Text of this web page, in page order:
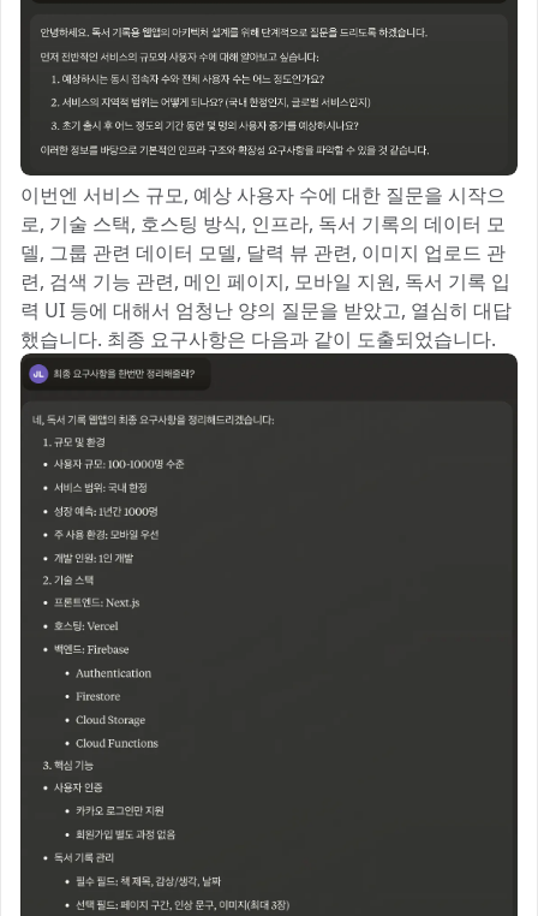
이번엔 서비스 규모, 예상 사용자 수에 대한 질문을 시작으
로, 기술 스택, 호스팅 방식, 인프라, 독서 기록의 데이터 모
델, 그룹 관련 데이터 모델, 달력 뷰 관련, 이미지 업로드 관
련, 검색 기능 관련, 메인 페이지, 모바일 지원, 독서 기록 입
력 UI 등에 대해서 엄청난 양의 질문을 받았고, 열심히 대답
했습니다. 최종 요구사항은 다음과 같이 도출되었습니다.